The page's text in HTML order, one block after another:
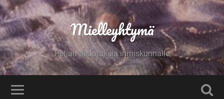
Mielleyhtymä
Petjan tiedotuksia ihmiskunnalle